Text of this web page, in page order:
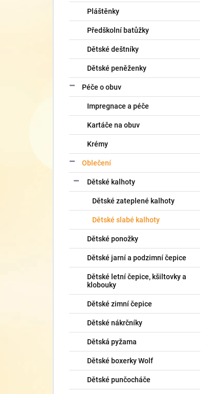
Pláštěnky
Předškolní batůžky
Dětské deštníky
Dětské peněženky
Péče o obuv
Impregnace a péče
Kartáče na obuv
Krémy
Oblečení
Dětské kalhoty
Dětské zateplené kalhoty
Dětské slabé kalhoty
Dětské ponožky
Dětské jarní a podzimní čepice
Dětské letní čepice, kšiltovky a
klobouky
Dětské zimní čepice
Dětské nákrčníky
Dětská pyžama
Dětské boxerky Wolf
Dětské punčocháče